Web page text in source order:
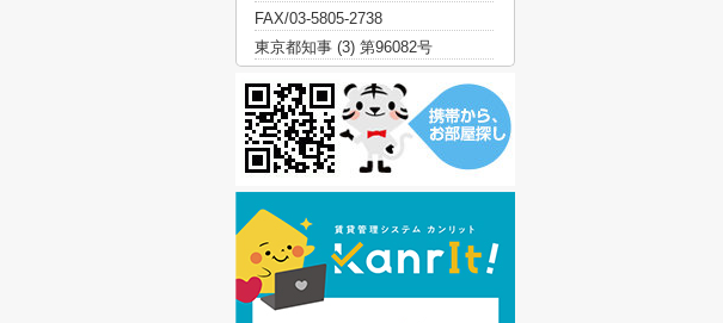
FAX/03-5805-2738
東京都知事 (3) 第96082号